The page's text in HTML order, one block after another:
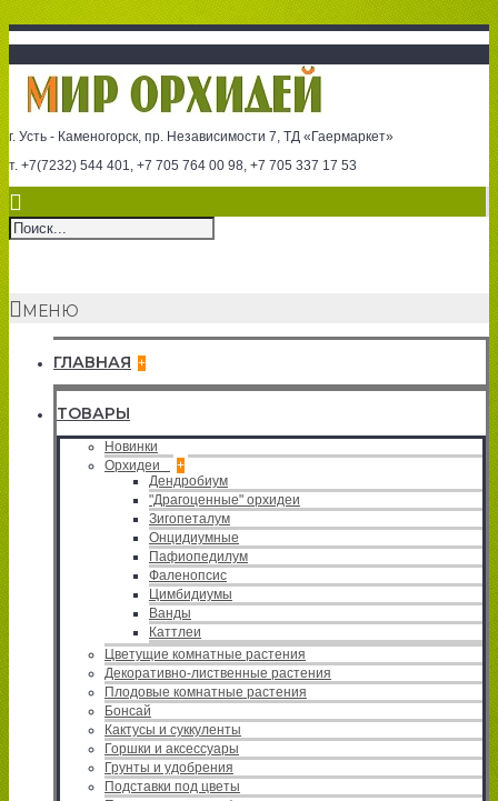
г. Усть - Каменогорск, пр. Независимости 7, ТД «Гаермаркет»
т. +7(7232) 544 401, +7 705 764 00 98, +7 705 337 17 53
МЕНЮ
ГЛАВНАЯ +
ТОВАРЫ
Новинки
Орхидеи
+
Дендробиум
"Драгоценные" орхидеи
Зигопеталум
Онцидиумные
Пафиопедилум
Фаленопсис
Цимбидиумы
Ванды
Каттлеи
Цветущие комнатные растения
Декоративно-лиственные растения
Плодовые комнатные растения
Бонсай
Кактусы и суккуленты
Горшки и аксессуары
Грунты и удобрения
Подставки под цветы